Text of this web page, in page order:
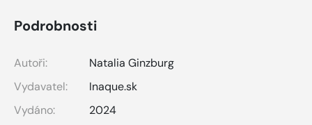
Podrobnosti
Autoři:
Natalia Ginzburg
Vydavatel:
Inaque.sk
Vydáno:
2024